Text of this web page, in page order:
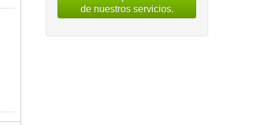
de nuestros servicios.